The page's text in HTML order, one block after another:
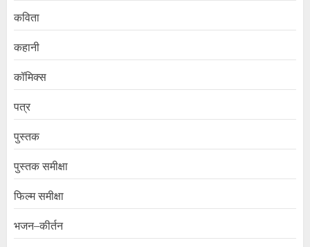
कविता
कहानी
कॉमिक्स
पत्र
पुस्तक
पुस्तक समीक्षा
फिल्म समीक्षा
भजन–कीर्तन